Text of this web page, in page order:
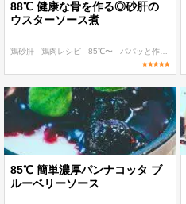
88℃ 健康な骨を作る◎砂肝の
ウスターソース煮
鶏砂肝 鶏肉レシピ 85℃〜 パパッと作れる
85℃ 簡単濃厚パンナコッタ ブ
ルーベリーソース